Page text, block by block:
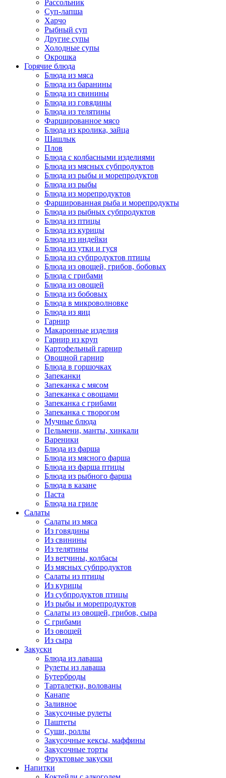
Рассольник
Суп-лапша
Харчо
Рыбный суп
Другие супы
Холодные супы
Окрошка
Горячие блюда
Блюда из мяса
Блюда из баранины
Блюда из свинины
Блюда из говядины
Блюда из телятины
Фаршированное мясо
Блюда из кролика, зайца
Шашлык
Плов
Блюда с колбасными изделиями
Блюда из мясных субпродуктов
Блюда из рыбы и морепродуктов
Блюда из рыбы
Блюда из морепродуктов
Фаршированная рыба и морепродукты
Блюда из рыбных субпродуктов
Блюда из птицы
Блюда из курицы
Блюда из индейки
Блюда из утки и гуся
Блюда из субпродуктов птицы
Блюда из овощей, грибов, бобовых
Блюда с грибами
Блюда из овощей
Блюда из бобовых
Блюда в микроволновке
Блюда из яиц
Гарнир
Макаронные изделия
Гарнир из круп
Картофельный гарнир
Овощной гарнир
Блюда в горшочках
Запеканки
Запеканка с мясом
Запеканка с овощами
Запеканка с грибами
Запеканка с творогом
Мучные блюда
Пельмени, манты, хинкали
Вареники
Блюда из фарша
Блюда из мясного фарша
Блюда из фарша птицы
Блюда из рыбного фарша
Блюда в казане
Паста
Блюда на гриле
Салаты
Салаты из мяса
Из говядины
Из свинины
Из телятины
Из ветчины, колбасы
Из мясных субпродуктов
Салаты из птицы
Из курицы
Из субпродуктов птицы
Из рыбы и морепродуктов
Салаты из овощей, грибов, сыра
С грибами
Из овощей
Из сыра
Закуски
Блюда из лаваша
Рулеты из лаваша
Бутерброды
Тарталетки, волованы
Канапе
Заливное
Закусочные рулеты
Паштеты
Суши, роллы
Закусочные кексы, маффины
Закусочные торты
Фруктовые закуски
Напитки